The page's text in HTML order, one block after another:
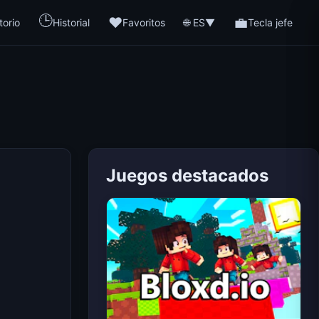
🕒Historial ❤️Favoritos 🌐 ES▼ 💼Tecla jefe
Juegos destacados